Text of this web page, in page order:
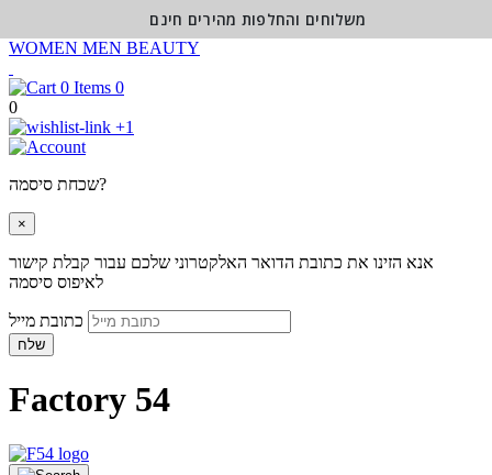
WOMEN MEN BEAUTY
0
0
+1
שכחת סיסמה?
×
אנא הזינו את כתובת הדואר האלקטרוני שלכם עבור קבלת קישור
לאיפוס סיסמה
שלח
Factory 54
משלוחים והחלפות מהירים חינם